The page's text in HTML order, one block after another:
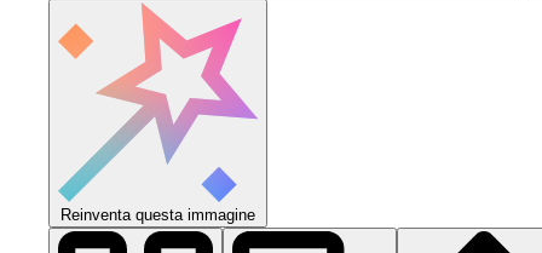
Reinventa questa immagine